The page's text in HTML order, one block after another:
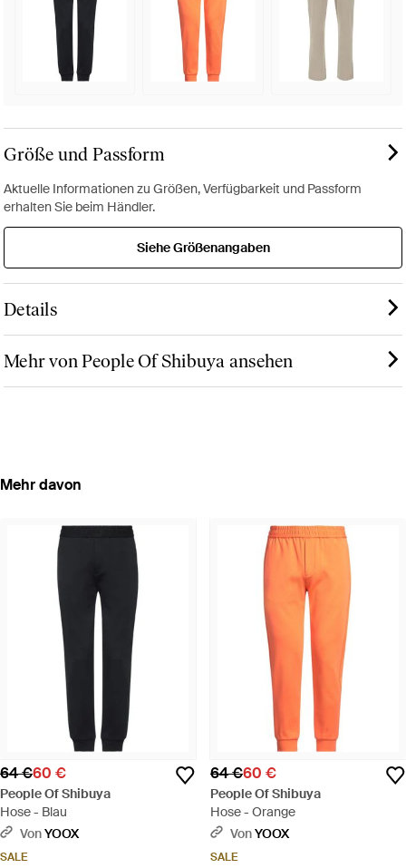
Größe und Passform
Aktuelle Informationen zu Größen, Verfügbarkeit und Passform
erhalten Sie beim Händler.
Siehe Größenangaben
Details
Mehr von People Of Shibuya ansehen
Mehr davon
64 €60 €
People Of Shibuya
Hose - Blau
VonYOOX
SALE
64 €60 €
People Of Shibuya
Hose - Orange
VonYOOX
SALE